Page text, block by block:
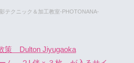
テクニック＆加工教室-PHOTONANA-
策 Dulton Jiyugaoka